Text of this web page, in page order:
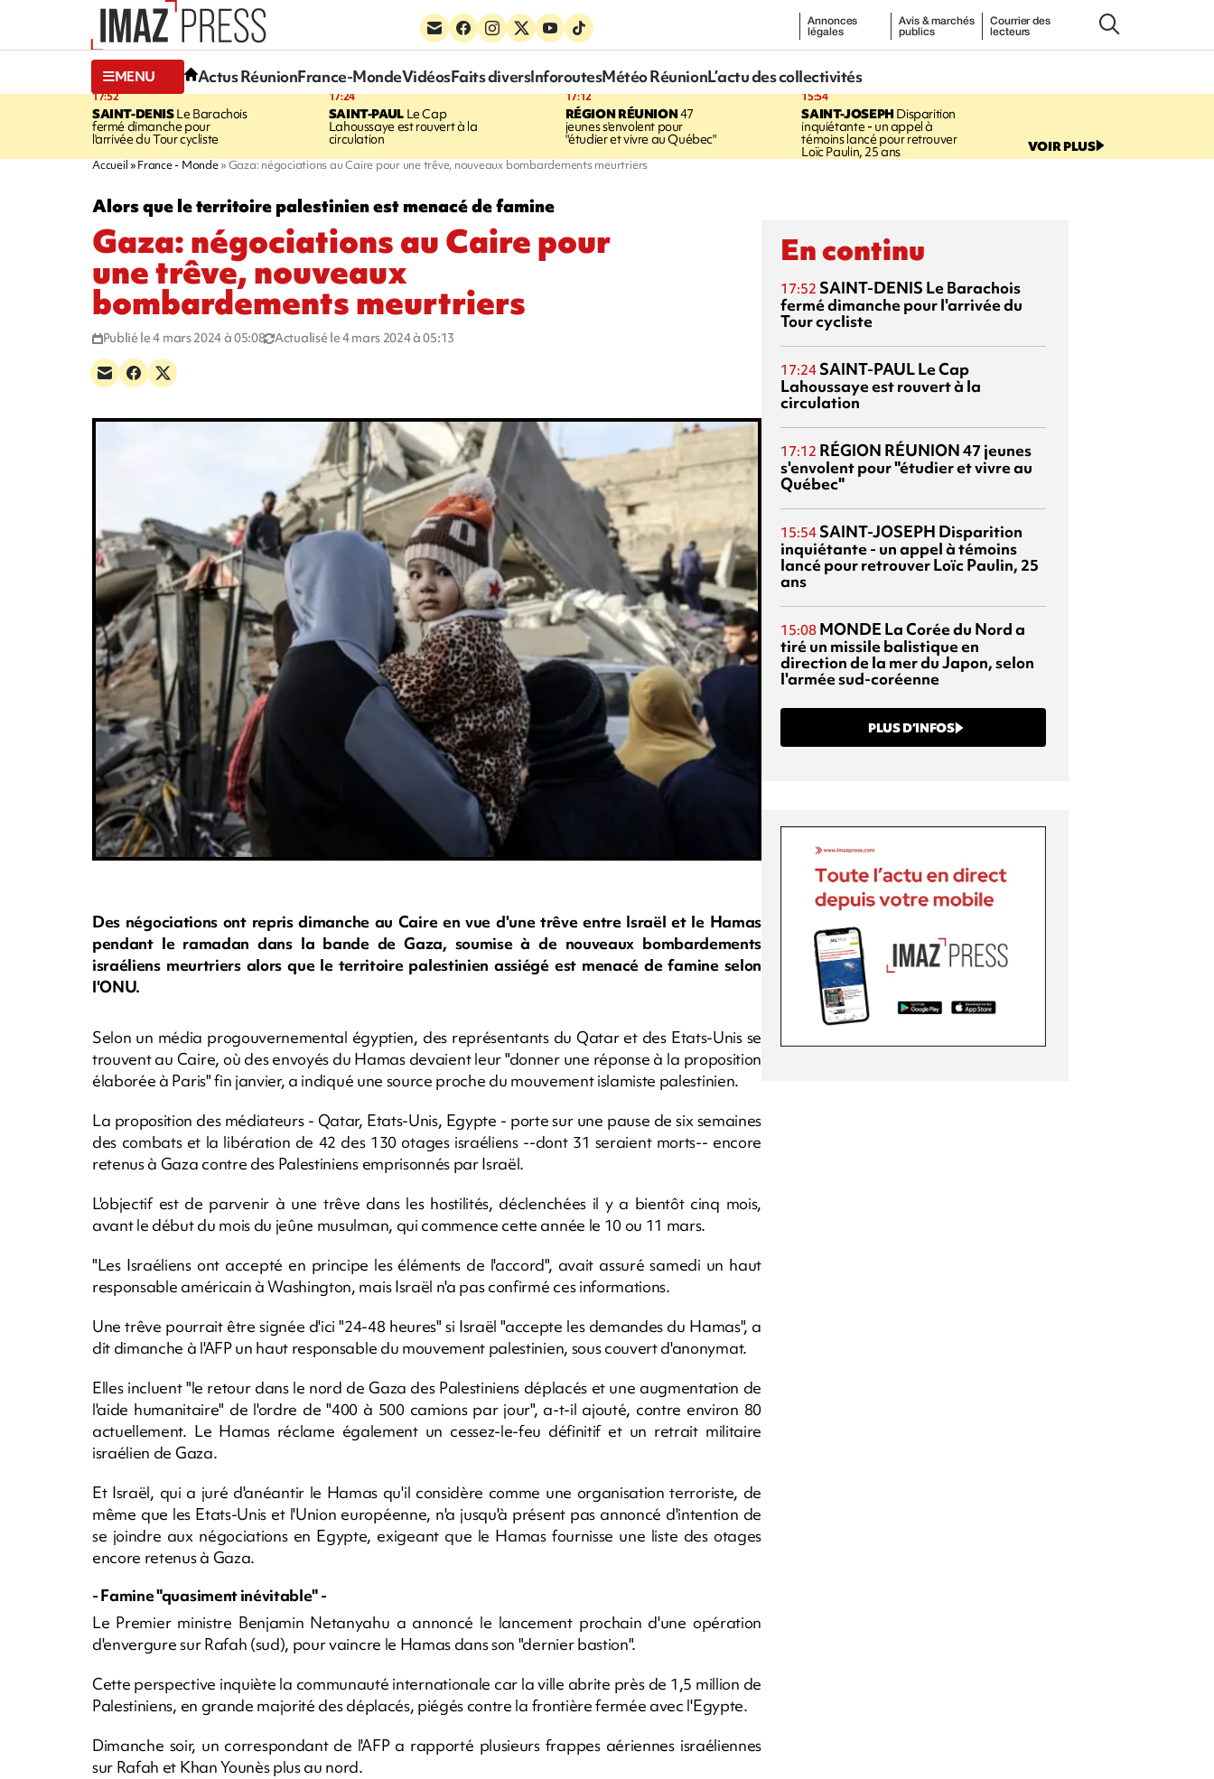
Annonces
légales
Avis & marchés
publics
Courrier des
lecteurs
MENU Actus RéunionFrance-MondeVidéosFaits diversInforoutesMétéo RéunionL’actu des collectivités
17:52
SAINT-DENISLe Barachois
fermé dimanche pour
l'arrivée du Tour cycliste
17:24
SAINT-PAULLe Cap
Lahoussaye est rouvert à la
circulation
17:12
RÉGION RÉUNION47
jeunes s'envolent pour
"étudier et vivre au Québec"
15:54
SAINT-JOSEPHDisparition
inquiétante - un appel à
témoins lancé pour retrouver
Loïc Paulin, 25 ans VOIR PLUS
Accueil France - Monde Gaza: négociations au Caire pour une trêve, nouveaux bombardements meurtriers
Alors que le territoire palestinien est menacé de famine
Gaza: négociations au Caire pour
une trêve, nouveaux
bombardements meurtriers
Publié le 4 mars 2024 à 05:08 Actualisé le 4 mars 2024 à 05:13
Des négociations ont repris dimanche au Caire en vue d'une trêve entre Israël et le Hamas
pendant le ramadan dans la bande de Gaza, soumise à de nouveaux bombardements
israéliens meurtriers alors que le territoire palestinien assiégé est menacé de famine selon
l'ONU.
Selon un média progouvernemental égyptien, des représentants du Qatar et des Etats-Unis se
trouvent au Caire, où des envoyés du Hamas devaient leur "donner une réponse à la proposition
élaborée à Paris" fin janvier, a indiqué une source proche du mouvement islamiste palestinien.
La proposition des médiateurs - Qatar, Etats-Unis, Egypte - porte sur une pause de six semaines
des combats et la libération de 42 des 130 otages israéliens --dont 31 seraient morts-- encore
retenus à Gaza contre des Palestiniens emprisonnés par Israël.
L'objectif est de parvenir à une trêve dans les hostilités, déclenchées il y a bientôt cinq mois,
avant le début du mois du jeûne musulman, qui commence cette année le 10 ou 11 mars.
"Les Israéliens ont accepté en principe les éléments de l'accord", avait assuré samedi un haut
responsable américain à Washington, mais Israël n'a pas confirmé ces informations.
Une trêve pourrait être signée d'ici "24-48 heures" si Israël "accepte les demandes du Hamas", a
dit dimanche à l'AFP un haut responsable du mouvement palestinien, sous couvert d'anonymat.
Elles incluent "le retour dans le nord de Gaza des Palestiniens déplacés et une augmentation de
l'aide humanitaire" de l'ordre de "400 à 500 camions par jour", a-t-il ajouté, contre environ 80
actuellement. Le Hamas réclame également un cessez-le-feu définitif et un retrait militaire
israélien de Gaza.
Et Israël, qui a juré d'anéantir le Hamas qu'il considère comme une organisation terroriste, de
même que les Etats-Unis et l'Union européenne, n'a jusqu'à présent pas annoncé d'intention de
se joindre aux négociations en Egypte, exigeant que le Hamas fournisse une liste des otages
encore retenus à Gaza.
- Famine "quasiment inévitable" -
Le Premier ministre Benjamin Netanyahu a annoncé le lancement prochain d'une opération
d'envergure sur Rafah (sud), pour vaincre le Hamas dans son "dernier bastion".
Cette perspective inquiète la communauté internationale car la ville abrite près de 1,5 million de
Palestiniens, en grande majorité des déplacés, piégés contre la frontière fermée avec l'Egypte.
Dimanche soir, un correspondant de l'AFP a rapporté plusieurs frappes aériennes israéliennes
sur Rafah et Khan Younès plus au nord.
En continu
17:52 SAINT-DENIS Le Barachois
fermé dimanche pour l'arrivée du
Tour cycliste
17:24 SAINT-PAULLe Cap
Lahoussaye est rouvert à la
circulation
17:12 RÉGION RÉUNION47 jeunes
s'envolent pour "étudier et vivre au
Québec"
15:54 SAINT-JOSEPH Disparition
inquiétante - un appel à témoins
lancé pour retrouver Loïc Paulin, 25
ans
15:08 MONDE La Corée du Nord a
tiré un missile balistique en
direction de la mer du Japon, selon
l'armée sud-coréenne
PLUS D’INFOS